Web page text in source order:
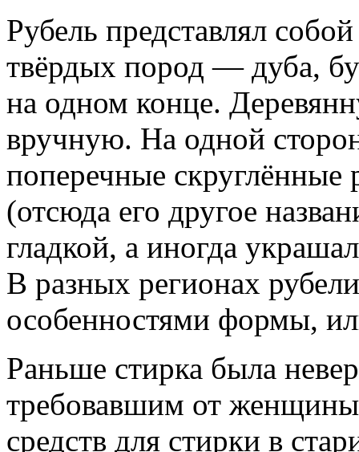
Рубель представлял
твёрдых пород — дуба,
на одном конце.
вручную. На одной
поперечные скруглённые
(отсюда его другое
гладкой, а иногда
В разных регионах
особенностями формы,
Раньше стирка была
требовавшим от
средств для стирки в